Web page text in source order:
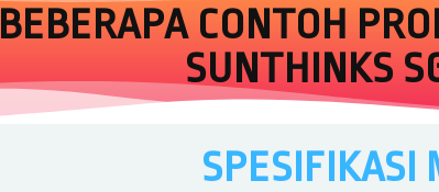
BEBERAPA CONTOH
SUNTHINKS
SPESIFIKASI